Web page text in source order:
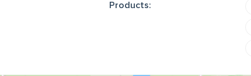
Products: